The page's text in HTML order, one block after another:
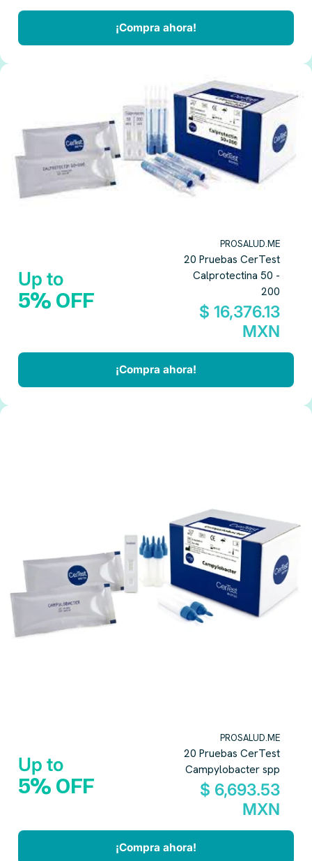
¡Compra ahora!
Up to
5% OFF
PROSALUD.ME
20 Pruebas CerTest
Calprotectina 50 -
200
$ 16,376.13
MXN
¡Compra ahora!
Up to
5% OFF
PROSALUD.ME
20 Pruebas CerTest
Campylobacter spp
$ 6,693.53
MXN
¡Compra ahora!